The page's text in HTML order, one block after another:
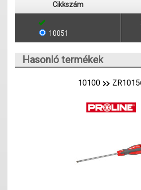
Cikkszám
10051
Hasonló termékek
10100